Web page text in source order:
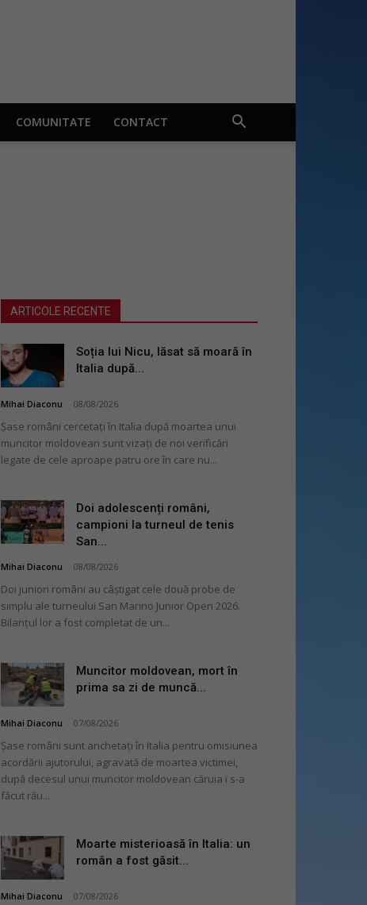
COMUNITATE CONTACT
ARTICOLE RECENTE
Soția lui Nicu, lăsat să moară în
Italia după...
Mihai Diaconu 08/08/2026
Șase români cercetați în Italia după moartea unui
muncitor moldovean sunt vizați de noi verificări
legate de cele aproape patru ore în care nu...
Doi adolescenți români,
campioni la turneul de tenis
San...
Mihai Diaconu 08/08/2026
Doi juniori români au câștigat cele două probe de
simplu ale turneului San Marino Junior Open 2026.
Bilanțul lor a fost completat de un...
Muncitor moldovean, mort în
prima sa zi de muncă...
Mihai Diaconu 07/08/2026
Șase români sunt anchetați în Italia pentru omisiunea
acordării ajutorului, agravată de moartea victimei,
după decesul unui muncitor moldovean căruia i s-a
făcut rău...
Moarte misterioasă în Italia: un
român a fost găsit...
Mihai Diaconu 07/08/2026